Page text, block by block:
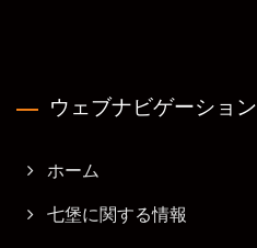
ウェブナビゲーション
ホーム
七堡に関する情報